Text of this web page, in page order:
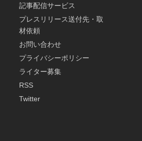
記事配信サービス
プレスリリース送付先・取
材依頼
お問い合わせ
プライバシーポリシー
ライター募集
RSS
Twitter